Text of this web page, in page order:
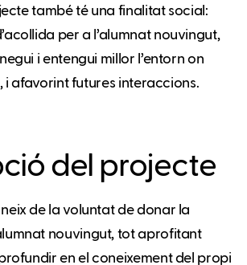
també té una finalitat social:
per a l’alumnat nouvingut,
i entengui millor l’entorn on
i afavorint futures interaccions.
del projecte
de la voluntat de donar la
nouvingut, tot aprofitant
en el coneixement del propi